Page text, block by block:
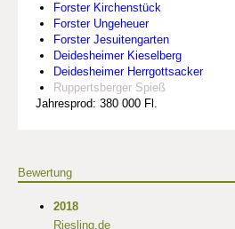
Forster Kirchenstück
Forster Ungeheuer
Forster Jesuitengarten
Deidesheimer Kieselberg
Deidesheimer Herrgottsacker
Ruppertsberger Spieß
Jahresprod: 380 000 Fl.
Bewertung
2018
Riesling.de